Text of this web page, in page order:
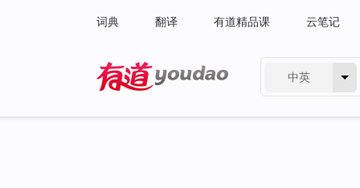
词典 翻译 有道精品课 云笔记
中英